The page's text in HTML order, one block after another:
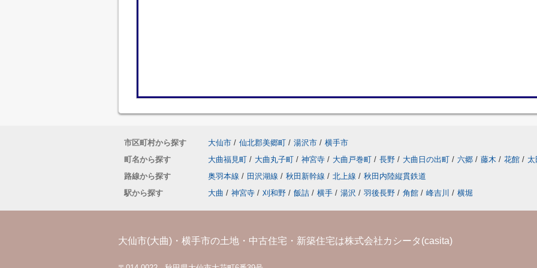
市区町村から探す 大仙市 / 仙北郡美郷町 / 湯沢市 / 横手市
町名から探す
大曲福見町 / 大曲丸子町 / 神宮寺 / 大曲戸巻町 / 長野 / 大曲日の出町 / 六郷 / 藤木 / 花館 / 太
路線から探す
奥羽本線 / 田沢湖線 / 秋田新幹線 / 北上線 / 秋田内陸縦貫鉄道
駅から探す
大曲 / 神宮寺 / 刈和野 / 飯詰 / 横手 / 湯沢 / 羽後長野 / 角館 / 峰吉川 / 横堀
大仙市(大曲)・横手市の土地・中古住宅・新築住宅は株式会社カシータ(casita)